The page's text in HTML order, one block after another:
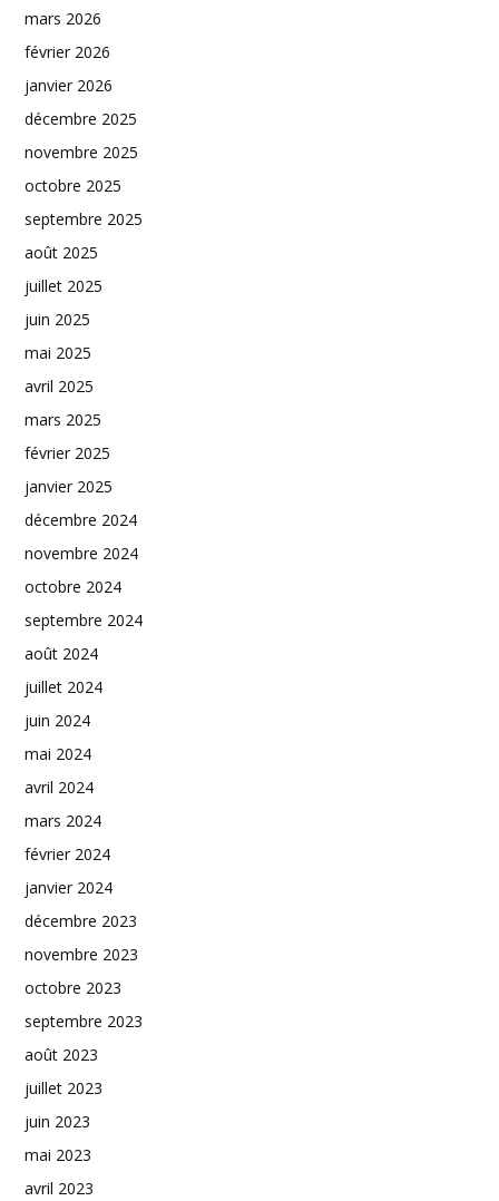
mars 2026
février 2026
janvier 2026
décembre 2025
novembre 2025
octobre 2025
septembre 2025
août 2025
juillet 2025
juin 2025
mai 2025
avril 2025
mars 2025
février 2025
janvier 2025
décembre 2024
novembre 2024
octobre 2024
septembre 2024
août 2024
juillet 2024
juin 2024
mai 2024
avril 2024
mars 2024
février 2024
janvier 2024
décembre 2023
novembre 2023
octobre 2023
septembre 2023
août 2023
juillet 2023
juin 2023
mai 2023
avril 2023